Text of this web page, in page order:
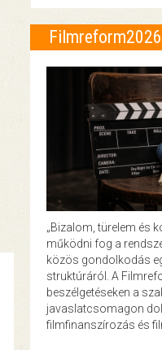
Filmreform2026
„Bizalom, türelem és
működni fog a
közös gondolkodás
struktúráról. A
beszélgetéseken a
javaslatcsomagon
filmfinanszírozás és